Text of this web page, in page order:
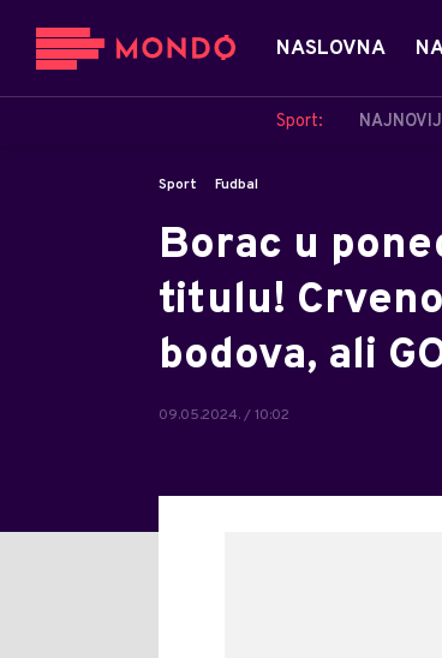
NASLOVNA
Sport:
Sport Fudbal
Borac u
titulu!
bodova, ali
09.05.2024. / 10:02